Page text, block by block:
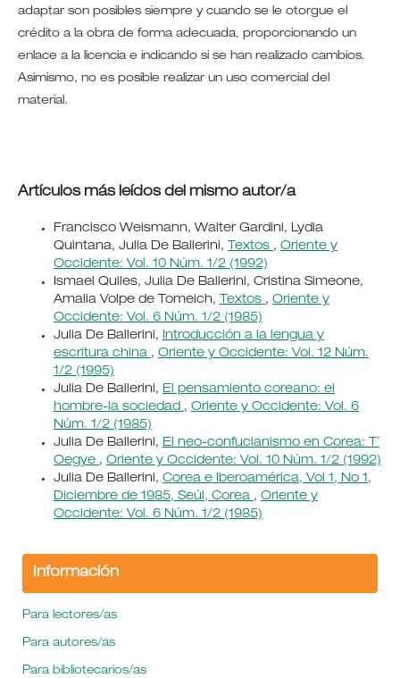
adaptar son posibles siempre y cuando se le otorgue el
crédito a la obra de forma adecuada, proporcionando un
enlace a la licencia e indicando si se han realizado cambios.
Asimismo, no es posible realizar un uso comercial del
material.
Artículos más leídos del mismo autor/a
Francisco Weismann, Walter Gardini, Lydia
Quintana, Julia De Ballerini, Textos , Oriente y
Occidente: Vol. 10 Núm. 1/2 (1992)
Ismael Quiles, Julia De Ballerini, Cristina Simeone,
Amalia Volpe de Tomeich, Textos , Oriente y
Occidente: Vol. 6 Núm. 1/2 (1985)
Julia De Ballerini, Introducción a la lengua y
escritura china , Oriente y Occidente: Vol. 12 Núm.
1/2 (1995)
Julia De Ballerini, El pensamiento coreano: el
hombre-la sociedad , Oriente y Occidente: Vol. 6
Núm. 1/2 (1985)
Julia De Ballerini, El neo-confucianismo en Corea: T´
Oegye , Oriente y Occidente: Vol. 10 Núm. 1/2 (1992)
Julia De Ballerini, Corea e Iberoamérica, Vol 1, No 1,
Diciembre de 1985, Seúl, Corea , Oriente y
Occidente: Vol. 6 Núm. 1/2 (1985)
Información
Para lectores/as
Para autores/as
Para bibliotecarios/as